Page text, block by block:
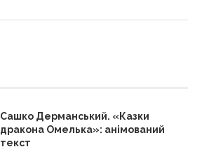
Сашко Дерманський. «Казки
дракона Омелька»: анімований
текст